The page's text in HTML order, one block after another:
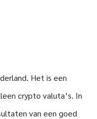
Het is een
crypto valuta’s. In
van een goed